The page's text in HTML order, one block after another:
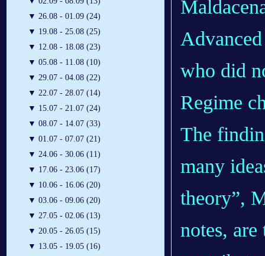
▼ 26.08 - 01.09 (24)
▼ 19.08 - 25.08 (25)
▼ 12.08 - 18.08 (23)
▼ 05.08 - 11.08 (10)
▼ 29.07 - 04.08 (22)
▼ 22.07 - 28.07 (14)
▼ 15.07 - 21.07 (24)
▼ 08.07 - 14.07 (33)
▼ 01.07 - 07.07 (21)
▼ 24.06 - 30.06 (11)
▼ 17.06 - 23.06 (17)
▼ 10.06 - 16.06 (20)
▼ 03.06 - 09.06 (20)
▼ 27.05 - 02.06 (13)
▼ 20.05 - 26.05 (15)
▼ 13.05 - 19.05 (16)
who did
Regime
The
many
theory”,
notes,